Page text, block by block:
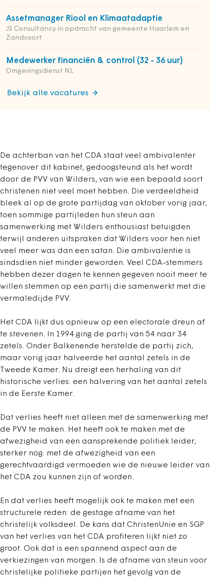
Assetmanager Riool en Klimaatadaptie
JS Consultancy in opdracht van gemeente Haarlem en
Zandvoort
Medewerker financiën & control (32 - 36 uur)
Omgevingsdienst NL
Bekijk alle vacatures
De achterban van het CDA staat veel ambivalenter
tegenover dit kabinet, gedoogsteund als het wordt
door de PVV van Wilders, van wie een bepaald soort
christenen niet veel moet hebben. Die verdeeldheid
bleek al op de grote partijdag van oktober vorig jaar,
toen sommige partijleden hun steun aan
samenwerking met Wilders enthousiast betuigden
terwijl anderen uitspraken dat Wilders voor hen niet
veel meer was dan een satan. Die ambivalentie is
sindsdien niet minder geworden. Veel CDA-stemmers
hebben dezer dagen te kennen gegeven nooit meer te
willen stemmen op een partij die samenwerkt met die
vermaledijde PVV.
Het CDA lijkt dus opnieuw op een electorale dreun af
te stevenen. In 1994 ging de partij van 54 naar 34
zetels. Onder Balkenende herstelde de partij zich,
maar vorig jaar halveerde het aantal zetels in de
Tweede Kamer. Nu dreigt een herhaling van dit
historische verlies: een halvering van het aantal zetels
in de Eerste Kamer.
Dat verlies heeft niet alleen met de samenwerking met
de PVV te maken. Het heeft ook te maken met de
afwezigheid van een aansprekende politiek leider,
sterker nog: met de afwezigheid van een
gerechtvaardigd vermoeden wie de nieuwe leider van
het CDA zou kunnen zijn of worden.
En dat verlies heeft mogelijk ook te maken met een
structurele reden: de gestage afname van het
christelijk volksdeel. De kans dat ChristenUnie en SGP
van het verlies van het CDA profiteren lijkt niet zo
groot. Ook dat is een spannend aspect aan de
verkiezingen van morgen. Is de afname van steun voor
christelijke politieke partijen het gevolg van de